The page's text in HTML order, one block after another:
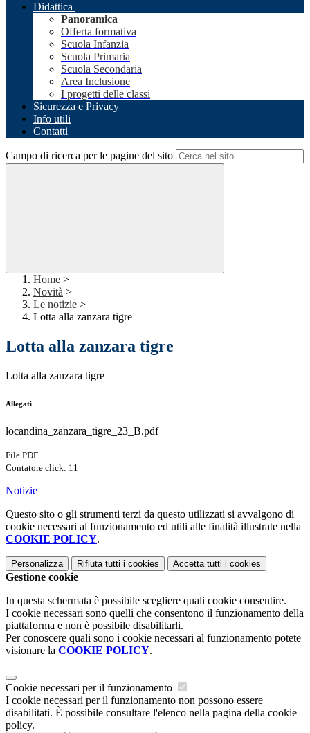
Didattica
Panoramica
Offerta formativa
Scuola Infanzia
Scuola Primaria
Scuola Secondaria
Area Inclusione
I progetti delle classi
Sicurezza e Privacy
Info utili
Contatti
Campo di ricerca per le pagine del sito
Home >
Novità >
Le notizie >
Lotta alla zanzara tigre
Lotta alla zanzara tigre
Lotta alla zanzara tigre
Allegati
locandina_zanzara_tigre_23_B.pdf
File PDF
Contatore click: 11
Notizie
Questo sito o gli strumenti terzi da questo utilizzati si avvalgono di
cookie necessari al funzionamento ed utili alle finalità illustrate nella
COOKIE POLICY.
Personalizza Rifiuta tutti i cookies Accetta tutti i cookies
Gestione cookie
In questa schermata è possibile scegliere quali cookie consentire.
I cookie necessari sono quelli che consentono il funzionamento della
piattaforma e non è possibile disabilitarli.
Per conoscere quali sono i cookie necessari al funzionamento potete
visionare la COOKIE POLICY.
Cookie necessari per il funzionamento
I cookie necessari per il funzionamento non possono essere
disabilitati. È possibile consultare l'elenco nella pagina della cookie
policy.